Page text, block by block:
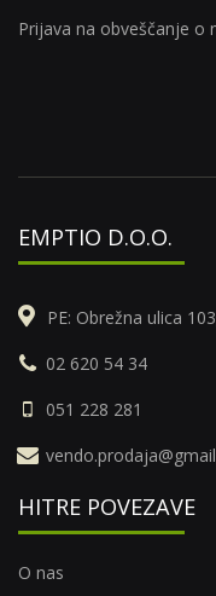
Prijava na obveščanje o
EMPTIO D.O.O.
PE: Obrežna ulica
02 620 54 34
051 228 281
HITRE POVEZAVE
O nas